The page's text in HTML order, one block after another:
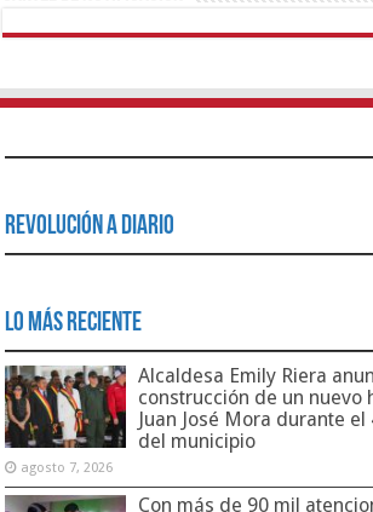
Revolución a Diario
Lo Más Reciente
Alcaldesa Emily Riera
construcción de un nuevo
Juan José Mora durante
del municipio
agosto 7, 2026
Con más de 90 mil